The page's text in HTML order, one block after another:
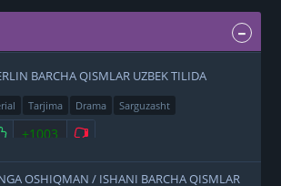
BARCHA QISMLAR UZBEK TILIDA
Tarjima Drama Sarguzasht
+1003
OSHIQMAN / ISHANI BARCHA QISMLAR